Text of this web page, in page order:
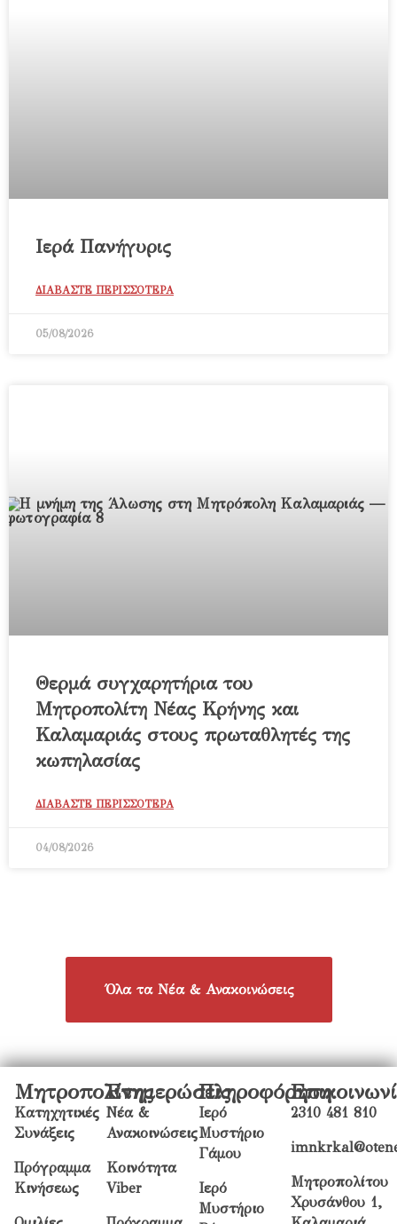
Ιερά Πανήγυρις
ΔΙΑΒΑΣΤΕ ΠΕΡΙΣΣΟΤΕΡΑ
05/08/2026
Θερμά συγχαρητήρια του
Μητροπολίτη Νέας Κρήνης και
Καλαμαριάς στους πρωταθλητές της
κωπηλασίας
ΔΙΑΒΑΣΤΕ ΠΕΡΙΣΣΟΤΕΡΑ
04/08/2026
Όλα τα Νέα & Ανακοινώσεις
Μητροπολίτης
Κατηχητικές
Συνάξεις
Πρόγραμμα
Κινήσεως
Ενημερώσεις
Νέα &
Ανακοινώσεις
Κοινότητα
Viber
Πληροφόρηση
Ιερό
Μυστήριο
Γάμου
Ιερό
Μυστήριο
2310 481 810
Μητροπολίτου
Χρυσάνθου 1,